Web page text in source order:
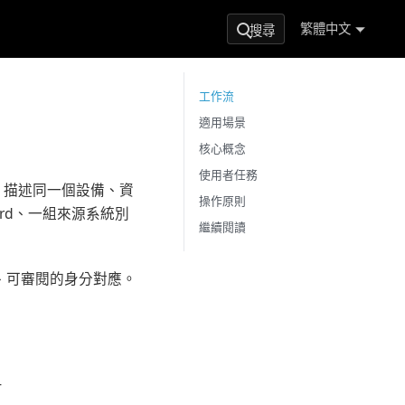
搜尋 繁體中文
述同一個設備、資
、一組來源系統別
審閱的身分對應。
工作流
適用場景
核心概念
使用者任務
操作原則
繼續閱讀